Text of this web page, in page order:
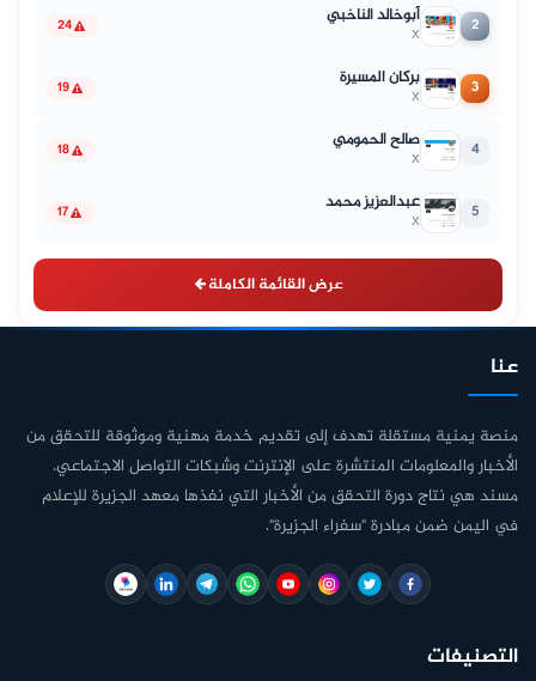
2 أبوخالد الناخبي
X
24
3 بركان المسيرة
X
19
4 صالح الحمومي
X
18
5 عبدالعزيز محمد
X
17
عرض القائمة الكاملة
عنا
منصة يمنية مستقلة تهدف إلى تقديم خدمة مهنية وموثوقة للتحقق من
الأخبار والمعلومات المنتشرة على الإنترنت وشبكات التواصل الاجتماعي.
مسند هي نتاج دورة التحقق من الأخبار التي نفذها معهد الجزيرة للإعلام
في اليمن ضمن مبادرة "سفراء الجزيرة".
التصنيفات